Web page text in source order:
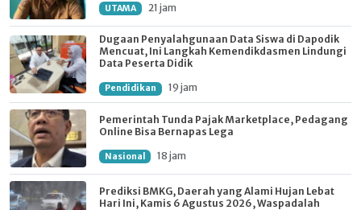
UTAMA 21 jam
Dugaan Penyalahgunaan Data Siswa di Dapodik
Mencuat, Ini Langkah Kemendikdasmen Lindungi
Data Peserta Didik
Pendidikan 19 jam
Pemerintah Tunda Pajak Marketplace, Pedagang
Online Bisa Bernapas Lega
Nasional 18 jam
Prediksi BMKG, Daerah yang Alami Hujan Lebat
Hari Ini, Kamis 6 Agustus 2026, Waspadalah